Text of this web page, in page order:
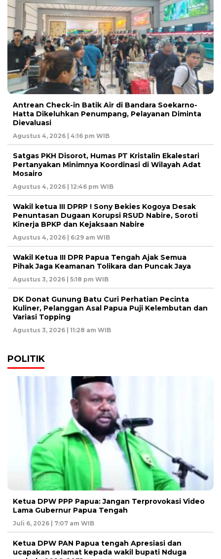
Antrean Check-in Batik Air di Bandara Soekarno-
Hatta Dikeluhkan Penumpang, Pelayanan Diminta
Dievaluasi
Agustus 4, 2026 | 4:16 pm WIB
Satgas PKH Disorot, Humas PT Kristalin Ekalestari
Pertanyakan Minimnya Koordinasi di Wilayah Adat
Mosairo
Agustus 4, 2026 | 12:46 pm WIB
Wakil ketua III DPRP ! Sony Bekies Kogoya Desak
Penuntasan Dugaan Korupsi RSUD Nabire, Soroti
Kinerja BPKP dan Kejaksaan Nabire
Agustus 4, 2026 | 6:29 am WIB
Wakil Ketua III DPR Papua Tengah Ajak Semua
Pihak Jaga Keamanan Tolikara dan Puncak Jaya
Agustus 3, 2026 | 5:18 pm WIB
DK Donat Gunung Batu Curi Perhatian Pecinta
Kuliner, Pelanggan Asal Papua Puji Kelembutan dan
Variasi Topping
Agustus 3, 2026 | 11:28 am WIB
POLITIK
Ketua DPW PPP Papua: Jangan Terprovokasi Video
Lama Gubernur Papua Tengah
Juli 6, 2026 | 7:07 am WIB
Ketua DPW PAN Papua tengah Apresiasi dan
ucapakan selamat kepada wakil bupati Nduga